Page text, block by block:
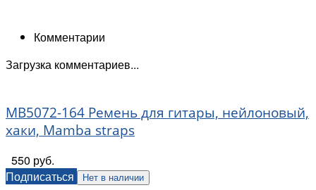
Комментарии
Загрузка комментариев...
MB5072-164 Ремень для гитары, нейлоновый,
хаки, Mamba straps
550 руб.
Подписаться
Нет в наличии